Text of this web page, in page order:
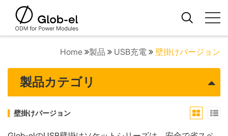
Home 製品 USB充電 壁掛けバージョン
製品カテゴリ
壁掛けバージョン